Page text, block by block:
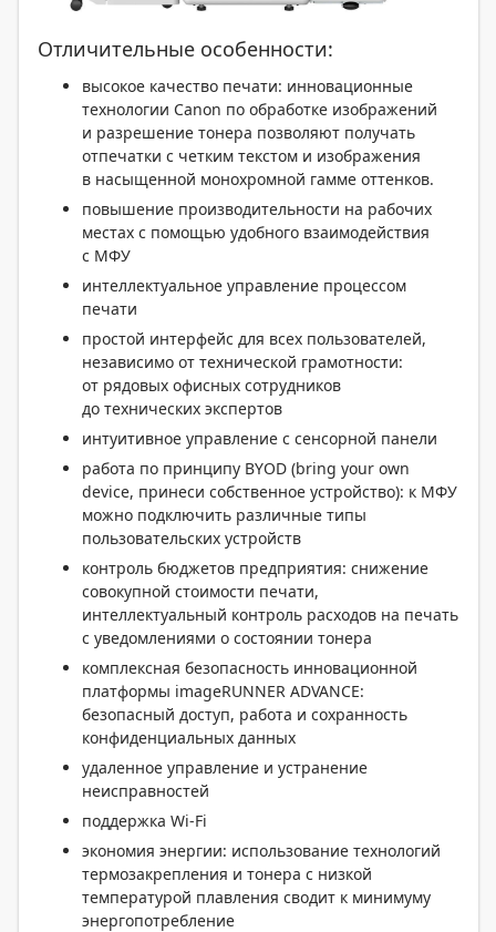
Отличительные особенности:
высокое качество печати: инновационные
технологии Canon по обработке изображений
и разрешение тонера позволяют получать
отпечатки с четким текстом и изображения
в насыщенной монохромной гамме оттенков.
повышение производительности на рабочих
местах с помощью удобного взаимодействия
с МФУ
интеллектуальное управление процессом
печати
простой интерфейс для всех пользователей,
независимо от технической грамотности:
от рядовых офисных сотрудников
до технических экспертов
интуитивное управление с сенсорной панели
работа по принципу BYOD (bring your own
device, принеси собственное устройство): к МФУ
можно подключить различные типы
пользовательских устройств
контроль бюджетов предприятия: снижение
совокупной стоимости печати,
интеллектуальный контроль расходов на печать
с уведомлениями о состоянии тонера
комплексная безопасность инновационной
платформы imageRUNNER ADVANCE:
безопасный доступ, работа и сохранность
конфиденциальных данных
удаленное управление и устранение
неисправностей
поддержка Wi-Fi
экономия энергии: использование технологий
термозакрепления и тонера с низкой
температурой плавления сводит к минимуму
энергопотребление